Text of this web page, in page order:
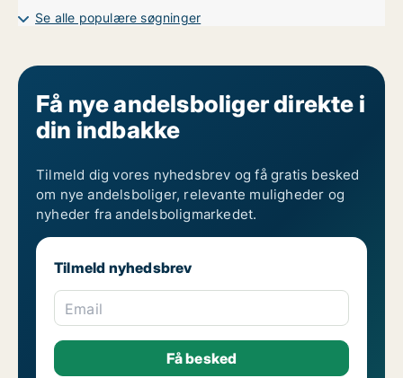
Se alle populære søgninger
Få nye andelsboliger direkte i
din indbakke
Tilmeld dig vores nyhedsbrev og få gratis besked
om nye andelsboliger, relevante muligheder og
nyheder fra andelsboligmarkedet.
Tilmeld nyhedsbrev
Email